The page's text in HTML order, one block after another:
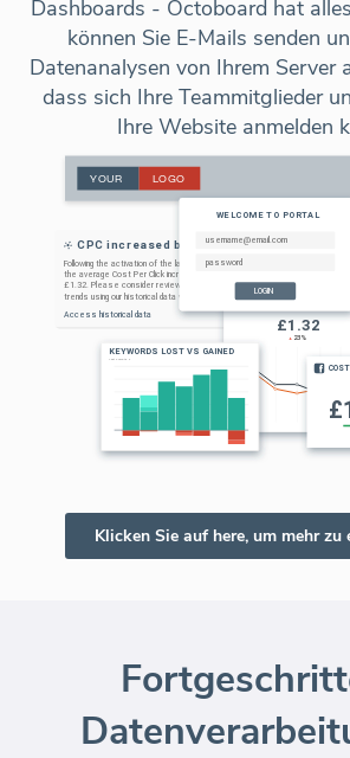
Dashboards - Octoboard hat
können Sie E-Mails senden
Datenanalysen von Ihrem Server
dass sich Ihre Teammitglieder
Ihre Website anmelden
Klicken Sie auf here, um mehr zu